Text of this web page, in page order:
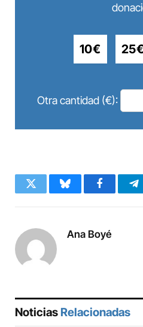
10€
Otra cantidad (€):
Twitter BlueskyFacebook
Ana Boyé
Noticias Relacionadas